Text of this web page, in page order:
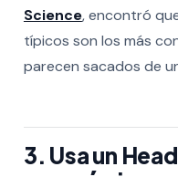
Science, encontró
típicos son los más
parecen sacados de
3. Usa un